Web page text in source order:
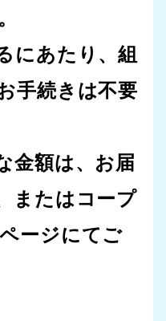
にあたり、組
手続きは不要
金額は、お届
またはコープ
ージにてご